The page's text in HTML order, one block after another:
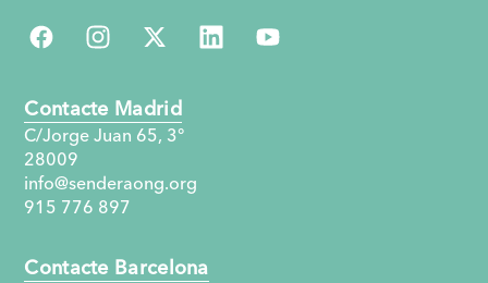
Contacte Madrid
C/Jorge Juan 65, 3°
28009
info@senderaong.org
915 776 897
Contacte Barcelona